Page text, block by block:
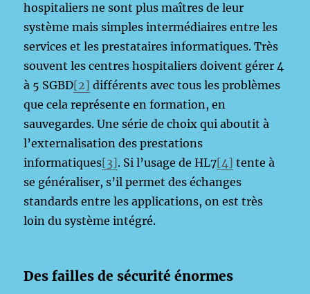
hospitaliers ne sont plus maîtres de leur
système mais simples intermédiaires entre les
services et les prestataires informatiques. Très
souvent les centres hospitaliers doivent gérer 4
à 5 SGBD[2] différents avec tous les problèmes
que cela représente en formation, en
sauvegardes. Une série de choix qui aboutit à
l’externalisation des prestations
informatiques[3]. Si l’usage de HL7[4] tente à
se généraliser, s’il permet des échanges
standards entre les applications, on est très
loin du système intégré.
Des failles de sécurité énormes